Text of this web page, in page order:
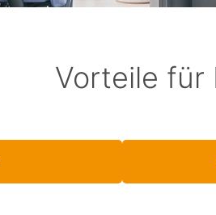
Vorteile für